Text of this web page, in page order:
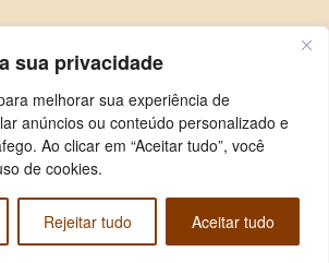
sua privacidade
melhorar sua experiência de
anúncios ou conteúdo personalizado e
Ao clicar em “Aceitar tudo”, você
de cookies.
Rejeitar tudo Aceitar tudo
Aldeia Nagô. Todos os direitos reservados.